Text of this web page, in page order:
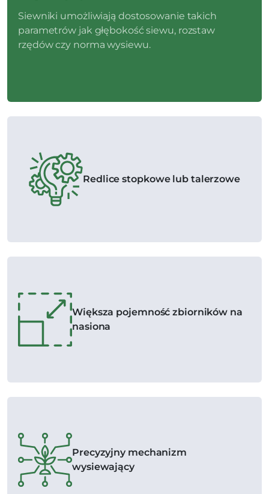
Siewniki umożliwiają dostosowanie takich
parametrów jak głębokość siewu, rozstaw
rzędów czy norma wysiewu.
Redlice stopkowe lub talerzowe
Większa pojemność zbiorników na
nasiona
Precyzyjny mechanizm
wysiewający